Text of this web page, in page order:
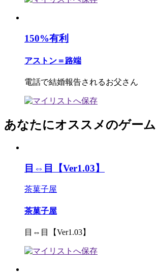
150%有利
アストン＝路端
電話で結婚報告されるお父さん
あなたにオススメのゲーム
目⇔目【Ver1.03】
茶菓子屋
茶菓子屋
目⇔目【Ver1.03】